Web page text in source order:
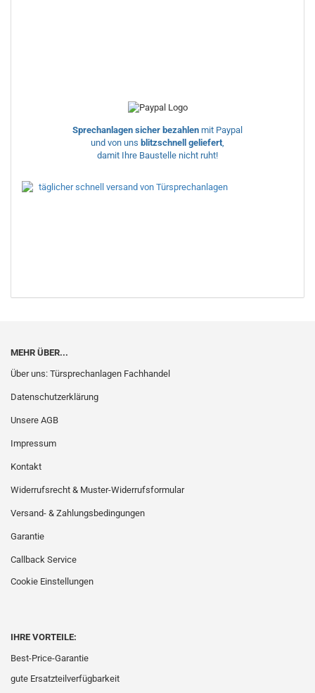
Sprechanlagen sicher bezahlen mit Paypal
und von uns blitzschnell geliefert,
damit Ihre Baustelle nicht ruht!
MEHR ÜBER...
Über uns: Türsprechanlagen Fachhandel
Datenschutzerklärung
Unsere AGB
Impressum
Kontakt
Widerrufsrecht & Muster-Widerrufsformular
Versand- & Zahlungsbedingungen
Garantie
Callback Service
Cookie Einstellungen
IHRE VORTEILE:
Best-Price-Garantie
gute Ersatzteilverfügbarkeit